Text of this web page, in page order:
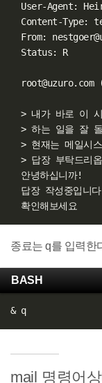
User-Agent:
Content-Type:
From:
  Status: R
  root@uzuro.com
> 내가 바로 이 시
> 하는 일을 잘 돌
> 현재는 메일시
> 답장 부탁드리
  안녕하십니까
!
답장 작성중입니다
종료는 q를 입력한
BASH
& q
mail 명령어